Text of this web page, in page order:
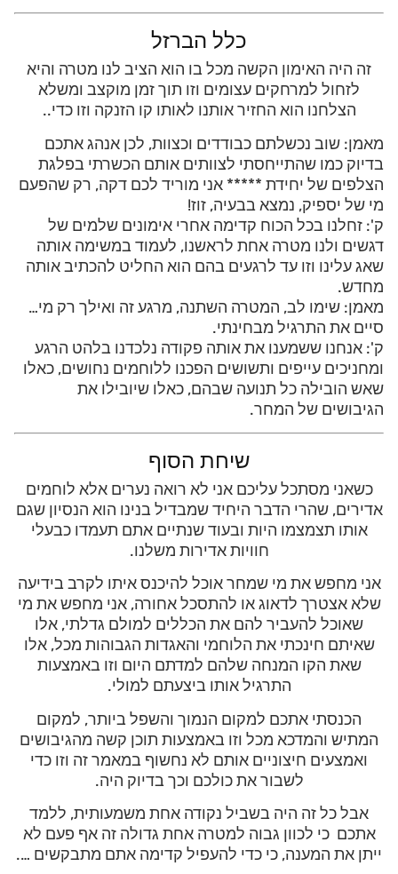
כלל הברזל
זה היה האימון הקשה מכל בו הוא הציב לנו מטרה והיא
לזחול למרחקים עצומים וזו תוך זמן מוקצב ומשלא
הצלחנו הוא החזיר אותנו לאותו קו הזנקה וזו כדי..
מאמן: שוב נכשלתם כבודדים וכצוות, לכן אנהג אתכם
בדיוק כמו שהתייחסתי לצוותים אותם הכשרתי בפלגת
הצלפים של יחידת ***** אני מוריד לכם דקה, רק שהפעם
מי של יספיק, נמצא בבעיה, זוז!
ק': זחלנו בכל הכוח קדימה אחרי אימונים שלמים של
דגשים ולנו מטרה אחת לראשנו, לעמוד במשימה אותה
שאג עלינו וזו עד לרגעים בהם הוא החליט להכתיב אותה
מחדש.
מאמן: שימו לב, המטרה השתנה, מרגע זה ואילך רק מי…
סיים את התרגיל מבחינתי.
ק': אנחנו ששמענו את אותה פקודה נלכדנו בלהט הרגע
ומחניכים עייפים ותשושים הפכנו ללוחמים נחושים, כאלו
שאש הובילה כל תנועה שבהם, כאלו שיובילו את
הגיבושים של המחר.
שיחת הסוף
כשאני מסתכל עליכם אני לא רואה נערים אלא לוחמים
אדירים, שהרי הדבר היחיד שמבדיל בנינו הוא הנסיון שגם
אותו תצמצמו היות ובעוד שנתיים אתם תעמדו כבעלי
חוויות אדירות משלנו.
אני מחפש את מי שמחר אוכל להיכנס איתו לקרב בידיעה
שלא אצטרך לדאוג או להתסכל אחורה, אני מחפש את מי
שאוכל להעביר להם את הכללים למולם גדלתי, אלו
שאיתם חינכתי את הלוחמי והאגדות הגבוהות מכל, אלו
שאת הקו המנחה שלהם למדתם היום וזו באמצעות
התרגיל אותו ביצעתם למולי.
הכנסתי אתכם למקום הנמוך והשפל ביותר, למקום
המתיש והמדכא מכל וזו באמצעות תוכן קשה מהגיבושים
ואמצעים חיצוניים אותם לא נחשוף במאמר זה וזו כדי
לשבור את כולכם וכך בדיוק היה.
אבל כל זה היה בשביל נקודה אחת משמעותית, ללמד
אתכם כי לכוון גבוה למטרה אחת גדולה זה אף פעם לא
ייתן את המענה, כי כדי להעפיל קדימה אתם מתבקשים ….